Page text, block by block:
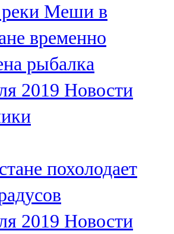
реки Меши в
временно
рыбалка
2019 Новости
похолодает
2019 Новости